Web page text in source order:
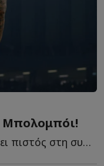
Μπολομπόι!
Ο Τζόελ Μπολομπόι παραμένει πιστός στη συμφωνία του μ...